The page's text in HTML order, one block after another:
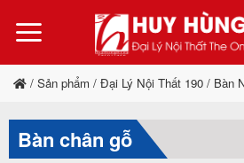
qua
dung
/ Sản phẩm / Đại Lý Nội Thất 190 / Bàn
Bàn chân gỗ